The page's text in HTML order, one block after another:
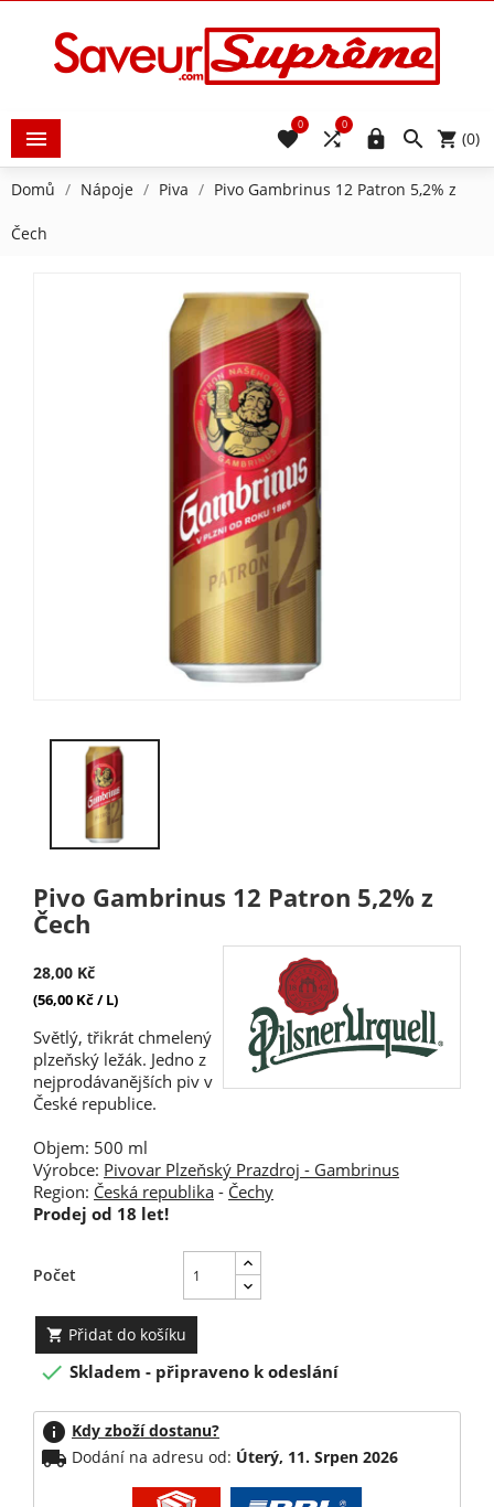
  (0)


0

0
Domů Nápoje Piva Pivo Gambrinus 12 Patron 5,2% z
Čech
Pivo Gambrinus 12 Patron 5,2% z
Čech
28,00 Kč
(56,00 Kč / L)
Světlý, třikrát chmelený
plzeňský ležák. Jedno z
nejprodávanějších piv v
České republice.
Objem: 500 ml
Výrobce: Pivovar Plzeňský Prazdroj - Gambrinus
Region: Česká republika - Čechy
Prodej od 18 let!
Počet
 Přidat do košíku
 Skladem - připraveno k odeslání
info Kdy zboží dostanu?
local_shipping Dodání na adresu od: Úterý, 11. Srpen 2026